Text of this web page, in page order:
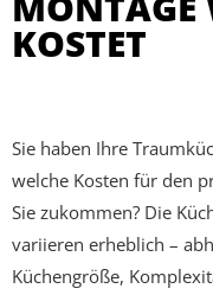
KOSTET
Sie haben Ihre
welche Kosten für den
Sie zukommen? Die
variieren erheblich –
Küchengröße,